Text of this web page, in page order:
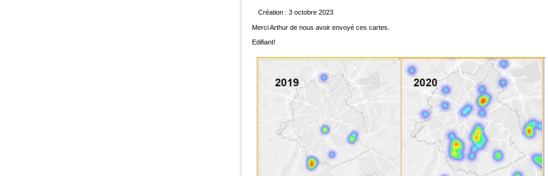
Création : 3 octobre 2023
Merci Arthur de nous avoir envoyé ces cartes.
Edifiant!